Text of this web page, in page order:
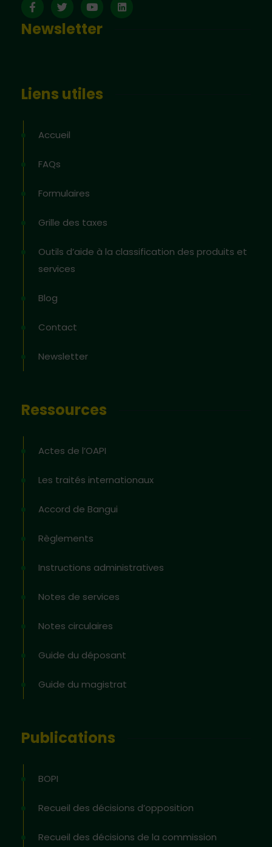
Newsletter
Liens utiles
Accueil
FAQs
Formulaires
Grille des taxes
Outils d’aide à la classification des produits et
services
Blog
Contact
Newsletter
Ressources
Actes de l’OAPI
Les traités internationaux
Accord de Bangui
Règlements
Instructions administratives
Notes de services
Notes circulaires
Guide du déposant
Guide du magistrat
Publications
BOPI
Recueil des décisions d’opposition
Recueil des décisions de la commission